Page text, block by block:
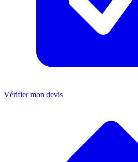
Vérifier mon devis